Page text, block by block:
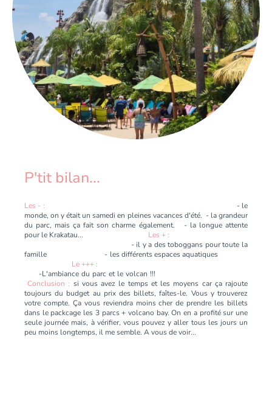
P'tit bilan...
Les - :
- le
monde, on y était un samedi en pleines vacances d'été. - la grandeur
du parc, mais ça fait son charme également. - la longue attente
pour le Krakatau... Les + :
- il y a des toboggans pour toute la
famille - les différents espaces aquatiques
Le +++ :
-L'ambiance du parc et le volcan !!!
Conclusion : si vous avez le temps et les moyens car ça rajoute
toujours du budget au prix des billets, faîtes-le. Vous y trouverez
votre compte. Ça vous reviendra moins cher de prendre les billets
dans le packcage les 3 parcs + volcano bay. On en a profité sur une
seule journée mais, à vérifier, vous pouvez y aller tous les jours un
peu moins longtemps, il me semble. A vous de voir...